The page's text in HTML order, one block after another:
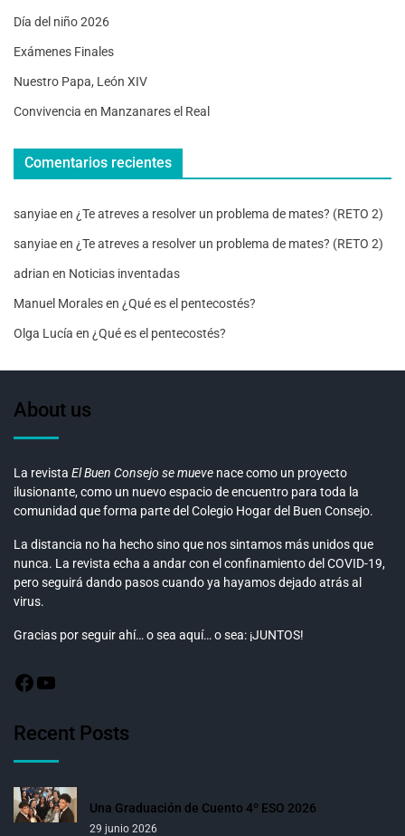
Día del niño 2026
Exámenes Finales
Nuestro Papa, León XIV
Convivencia en Manzanares el Real
Comentarios recientes
sanyiaeen ¿Te atreves a resolver un problema de mates? (RETO 2)
sanyiaeen ¿Te atreves a resolver un problema de mates? (RETO 2)
adrian en Noticias inventadas
Manuel Moralesen ¿Qué es el pentecostés?
Olga Lucía en ¿Qué es el pentecostés?
About us
La revista El Buen Consejo se mueve nace como un proyecto
ilusionante, como un nuevo espacio de encuentro para toda la
comunidad que forma parte del Colegio Hogar del Buen Consejo.
La distancia no ha hecho sino que nos sintamos más unidos que
nunca. La revista echa a andar con el confinamiento del COVID-19,
pero seguirá dando pasos cuando ya hayamos dejado atrás al
virus.
Gracias por seguir ahí… o sea aquí… o sea: ¡JUNTOS!
Recent Posts
Una Graduación de Cuento 4º ESO 2026
29 junio 2026